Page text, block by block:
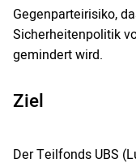
Gegenparteirisiko,
Sicherheitenpolitik
gemindert wird.
Ziel
Der Teilfonds UBS